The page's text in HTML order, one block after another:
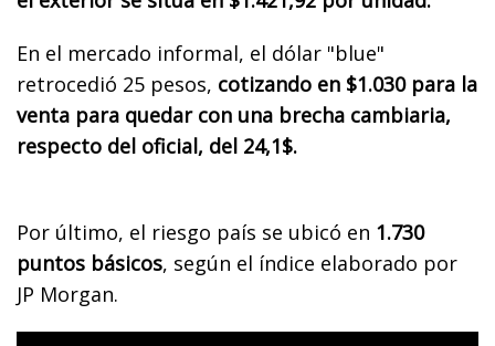
En el mercado informal, el dólar "blue"
retrocedió 25 pesos, cotizando en $1.030 para la
venta para quedar con una brecha cambiaria,
respecto del oficial, del 24,1$.
Por último, el riesgo país se ubicó en 1.730
puntos básicos, según el índice elaborado por
JP Morgan.